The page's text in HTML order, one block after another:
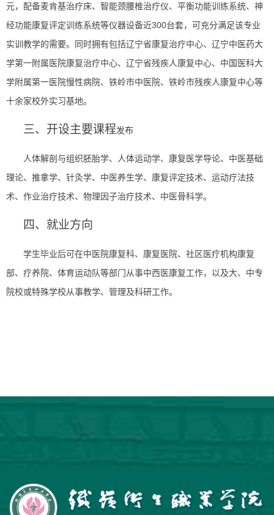
元，配备麦肯基治疗床、智能颈腰椎治疗仪、平衡功能训练系统、神
经功能康复评定训练系统等仪器设备近300台套，可充分满足该专业
实训 教学的需要。同时拥有包括辽宁省康复治疗中心、辽宁中医药大
学第一附属医院康复治疗中心、辽宁省残疾人康复中心、中国医科大
学附属第一医院慢性病院、铁岭市中医院、铁岭市残疾人康复中心等
十余家校外实习基地。
三、开设主要课程发布
人体解剖与组织胚胎学、人体运动学、康复医学导论、中医基础
理论、推拿学、针灸学、中医养生学、康复评定技术、运动疗法技
术、作业治疗技术、物理因子治疗技术、中医骨科学。
四、就业方向
学生毕业后可在中医院康复科、康复医院、社区医疗机构康复
部、疗养院、体育运动队等部门从事中西医康复工作，以及大、中专
院校或特殊学校从事教学、管理及科研工作。